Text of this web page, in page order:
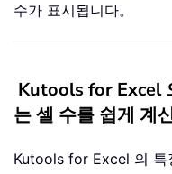
수가 표시됩니다。
Kutools for Excel
는 셀 수를 쉽게 계
Kutools for Excel 의 특